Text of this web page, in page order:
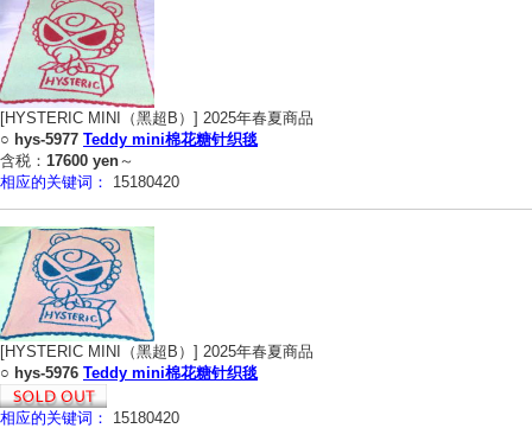
[HYSTERIC MINI（黑超B）] 2025年春夏商品
○ hys-5977 Teddy mini棉花糖针织毯
含税： 17600 yen～
相应的关键词：
15180420
[HYSTERIC MINI（黑超B）] 2025年春夏商品
○ hys-5976 Teddy mini棉花糖针织毯
相应的关键词： 15180420